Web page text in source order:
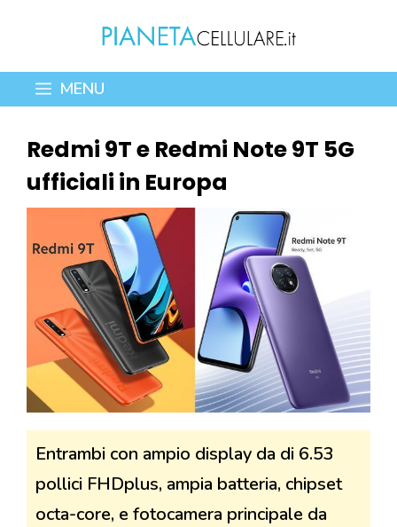
contenuto
MENU
Redmi 9T e Redmi Note 9T 5G
ufficiali in Europa
Entrambi con ampio display da di 6.53
pollici FHDplus, ampia batteria, chipset
octa-core, e fotocamera principale da